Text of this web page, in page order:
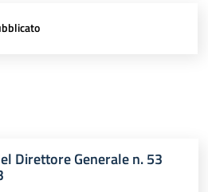
Direttore Generale n. 53